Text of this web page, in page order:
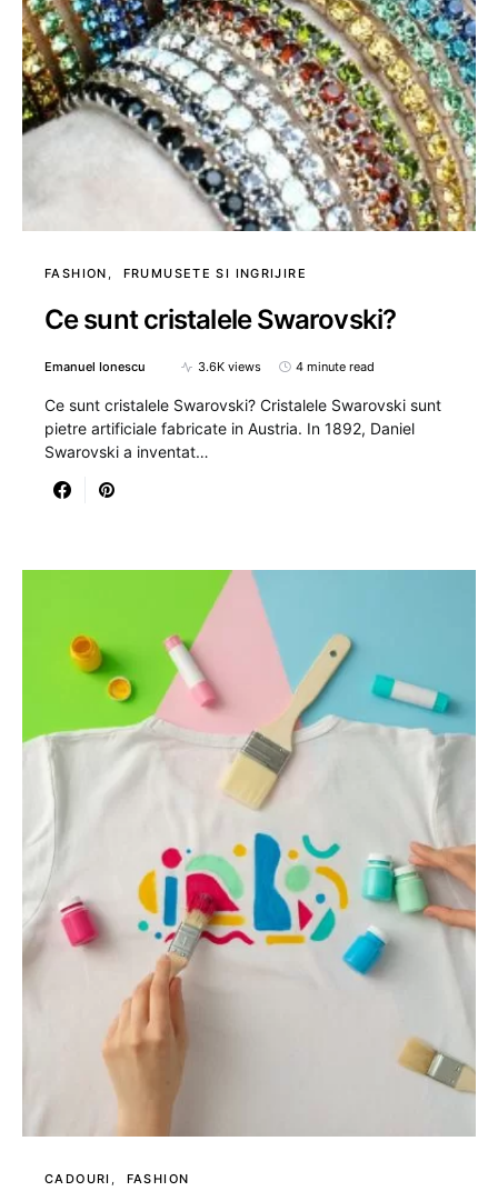
FASHION FRUMUSETE SI INGRIJIRE
Ce sunt cristalele Swarovski?
Emanuel Ionescu 3.6K views 4 minute read
Ce sunt cristalele Swarovski? Cristalele Swarovski sunt
pietre artificiale fabricate in Austria. In 1892, Daniel
Swarovski a inventat…
CADOURI FASHION